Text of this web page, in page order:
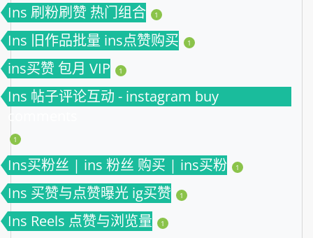
Ins 刷粉刷赞 热门组合 1
Ins 旧作品批量 ins点赞购买 1
ins买赞 包月 VIP 1
Ins 帖子评论互动 - instagram buy
comments
1
Ins买粉丝 | ins 粉丝 购买 | ins买粉 1
Ins 买赞与点赞曝光 ig买赞 1
Ins Reels 点赞与浏览量 1